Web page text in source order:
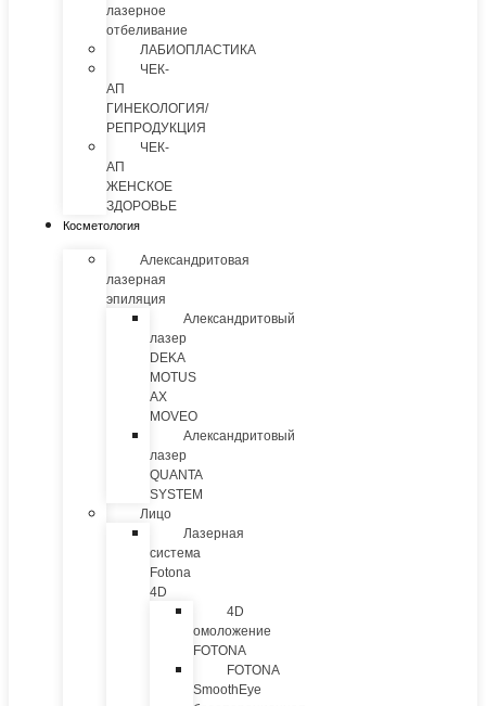
лазерное
отбеливание
ЛАБИОПЛАСТИКА
ЧЕК-
АП
ГИНЕКОЛОГИЯ/
РЕПРОДУКЦИЯ
ЧЕК-
АП
ЖЕНСКОЕ
ЗДОРОВЬЕ
Косметология
Александритовая
лазерная
эпиляция
Александритовый
лазер
DEKA
MOTUS
AX
MOVEO
Александритовый
лазер
QUANTA
SYSTEM
Лицо
Лазерная
система
Fotona
4D
4D
омоложение
FOTONA
FOTONA
SmoothEye